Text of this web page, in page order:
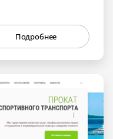
Подробнее